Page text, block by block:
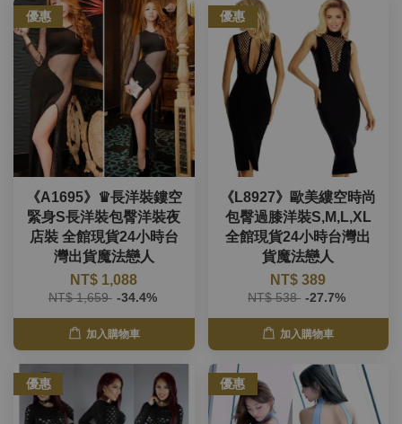
優惠
《A1695》♛長洋裝鏤空
緊身S長洋裝包臀洋裝夜
店裝 全館現貨24小時台
灣出貨魔法戀人
NT$ 1,088
NT$ 1,659 -34.4%
加入購物車
優惠
《L8927》歐美縷空時尚
包臀過膝洋裝S,M,L,XL
全館現貨24小時台灣出
貨魔法戀人
NT$ 389
NT$ 538 -27.7%
加入購物車
優惠 優惠